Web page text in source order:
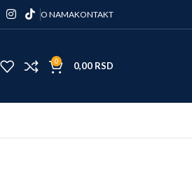
O NAMAKONTAKT
0 0,00 RSD